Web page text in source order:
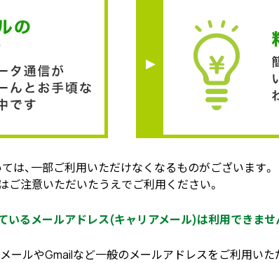
は、一部ご利用いただけなくなるものがございます。
ご注意いただいたうえでご利用ください。
いるメールアドレス(キャリアメール)は利用できませ
ールやGmailなど一般のメールアドレスをご利用いた